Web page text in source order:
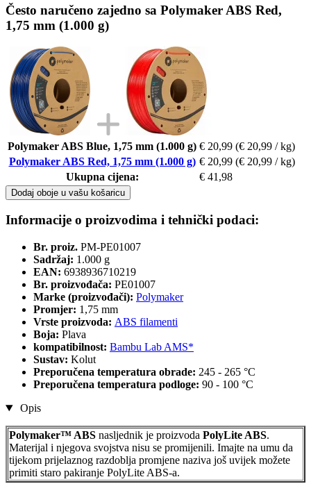
Često naručeno zajedno sa Polymaker ABS Red,
1,75 mm (1.000 g)
Polymaker ABS Blue, 1,75 mm (1.000 g) € 20,99 (€ 20,99 / kg)
Polymaker ABS Red, 1,75 mm (1.000 g) € 20,99 (€ 20,99 / kg)
Ukupna cijena:
€ 41,98
Dodaj oboje u vašu košaricu
Informacije o proizvodima i tehnički podaci:
Br. proiz. PM-PE01007
Sadržaj: 1.000 g
EAN: 6938936710219
Br. proizvođača: PE01007
Marke (proizvođači): Polymaker
Promjer: 1,75 mm
Vrste proizvoda: ABS filamenti
Boja: Plava
kompatibilnost: Bambu Lab AMS*
Sustav: Kolut
Preporučena temperatura obrade: 245 - 265 °C
Preporučena temperatura podloge: 90 - 100 °C
Opis
Polymaker™ ABS nasljednik je proizvoda PolyLite ABS.
Materijal i njegova svojstva nisu se promijenili. Imajte na umu da
tijekom prijelaznog razdoblja promjene naziva još uvijek možete
primiti staro pakiranje PolyLite ABS-a.